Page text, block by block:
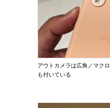
アウトカメラは広角／マク
も付いている